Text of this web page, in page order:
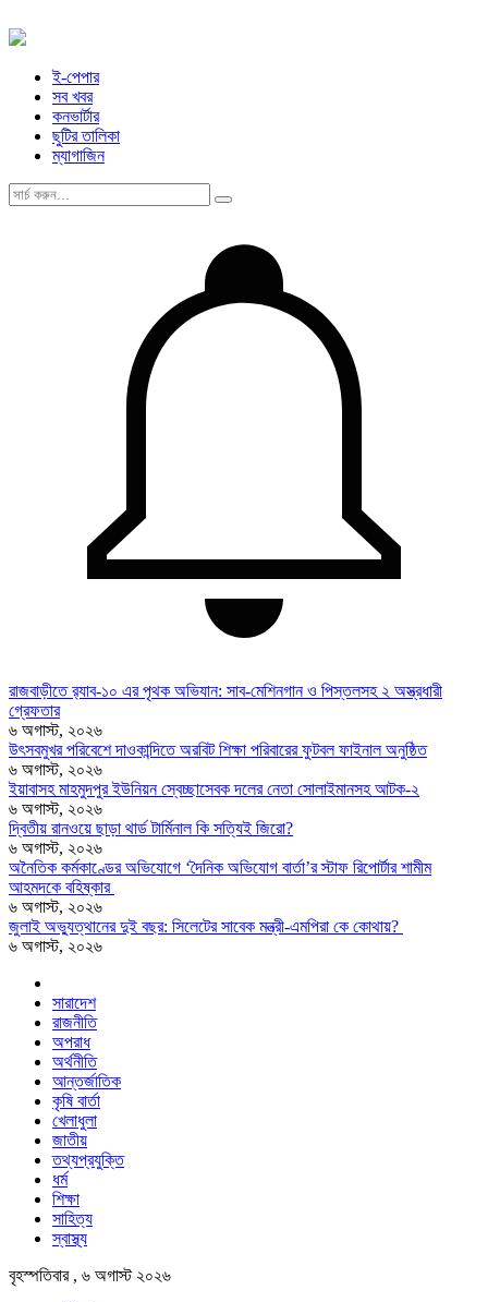
ই-পেপার
সব খবর
কনভার্টার
ছুটির তালিকা
ম্যাগাজিন
রাজবাড়ীতে র‍্যাব-১০ এর পৃথক অভিযান: সাব-মেশিনগান ও পিস্তলসহ ২ অস্ত্রধারী
গ্রেফতার
৬ অগাস্ট, ২০২৬
উৎসবমুখর পরিবেশে দাওকান্দিতে অরবিট শিক্ষা পরিবারের ফুটবল ফাইনাল অনুষ্ঠিত
৬ অগাস্ট, ২০২৬
ইয়াবাসহ মাহমুদপুর ইউনিয়ন স্বেচ্ছাসেবক দলের নেতা সোলাইমানসহ আটক-২
৬ অগাস্ট, ২০২৬
দ্বিতীয় রানওয়ে ছাড়া থার্ড টার্মিনাল কি সত্যিই জিরো?
৬ অগাস্ট, ২০২৬
অনৈতিক কর্মকাণ্ডের অভিযোগে ‘দৈনিক অভিযোগ বার্তা’র স্টাফ রিপোর্টার শামীম
আহমদকে বহিষ্কার
৬ অগাস্ট, ২০২৬
জুলাই অভ্যুত্থানের দুই বছর: সিলেটের সাবেক মন্ত্রী-এমপিরা কে কোথায়? ​
৬ অগাস্ট, ২০২৬
সারাদেশ
রাজনীতি
অপরাধ
অর্থনীতি
আন্তর্জাতিক
কৃষি বার্তা
খেলাধুলা
জাতীয়
তথ্যপ্রযুক্তি
ধর্ম
শিক্ষা
সাহিত্য
স্বাস্থ্য
বৃহস্পতিবার , ৬ অগাস্ট ২০২৬